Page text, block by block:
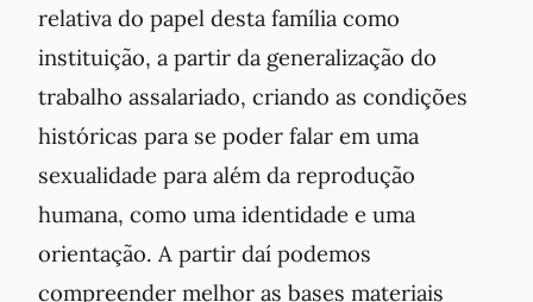
relativa do papel desta família como
instituição, a partir da generalização do
trabalho assalariado, criando as condições
históricas para se poder falar em uma
sexualidade para além da reprodução
humana, como uma identidade e uma
orientação. A partir daí podemos
compreender melhor as bases materiais